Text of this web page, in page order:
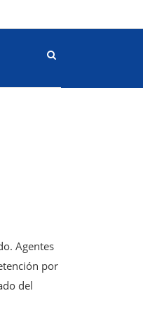
Agentes
por
del